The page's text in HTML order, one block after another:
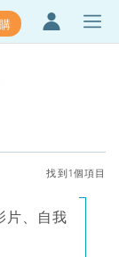
找到1個項目
片、自我